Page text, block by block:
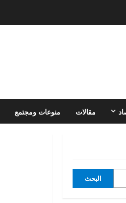
مقالات منوعات ومجتمع
البحث